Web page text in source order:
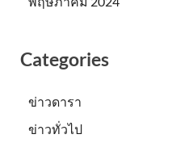
Categories
ข่าวดารา
ข่าวทั่วไป